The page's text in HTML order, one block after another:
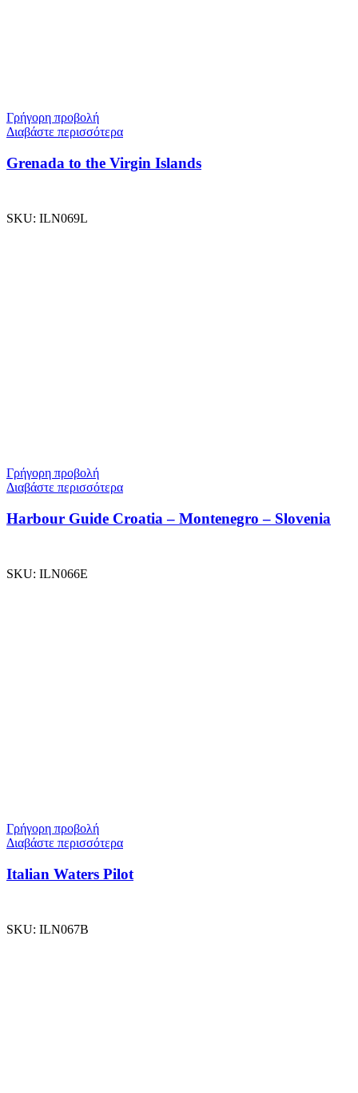
Γρήγορη προβολή
Διαβάστε περισσότερα
Grenada to the Virgin Islands
SKU: ILN069L
Γρήγορη προβολή
Διαβάστε περισσότερα
Harbour Guide Croatia – Montenegro – Slovenia
SKU: ILN066E
Γρήγορη προβολή
Διαβάστε περισσότερα
Italian Waters Pilot
SKU: ILN067B